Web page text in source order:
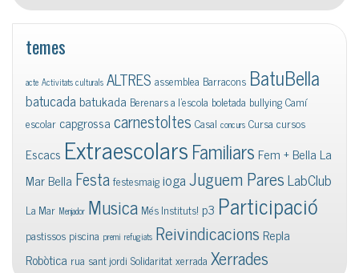
temes
acte Activitats culturals ALTRES assemblea Barracons BatuBella
batucadabatukada Berenars a l'escola boletada bullyingCamí
escolar capgrossacarnestoltes Casal concurs Cursa cursos
Escacs ExtraescolarsFamiliars Fem + Bella La
Mar Bella FestafestesmaigiogaJuguem ParesLabClub
La Mar Menjador Musica Més Instituts! p3 Participació
pastissos piscina premi refugiats Reivindicacions Repla
Robòtica rua sant jordi Solidaritatxerrada Xerrades